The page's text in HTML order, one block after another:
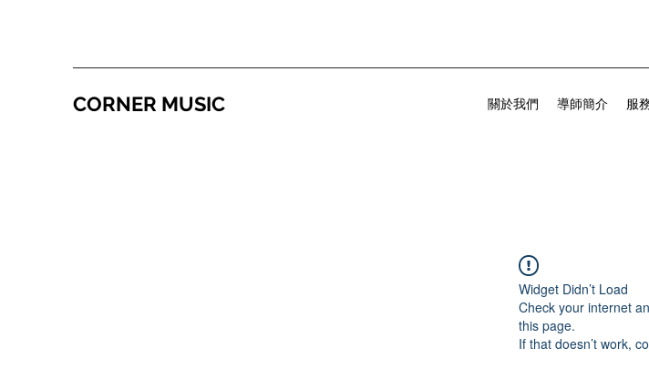
CORNER MUSIC 關於我們 導師簡介 服
Widget Didn’t Load
Check your internet
this page.
If that doesn’t work,